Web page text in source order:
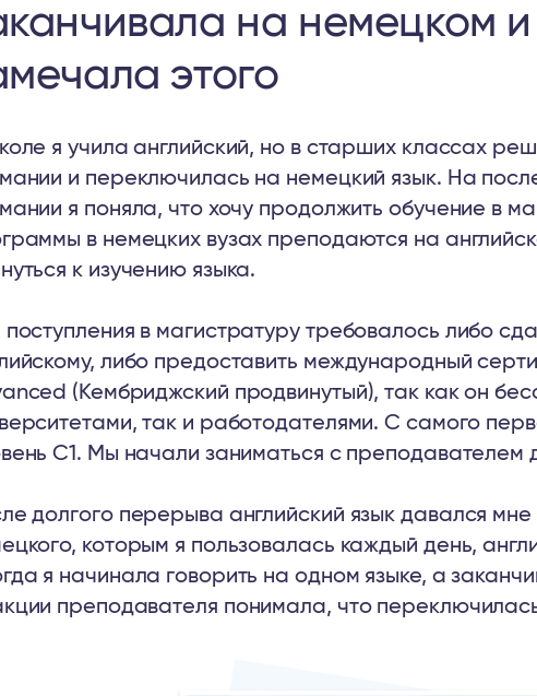
на немецком
этого
я учила английский, но в старших классах
и переключилась на немецкий язык. На
я поняла, что хочу продолжить обучение в
в немецких вузах преподаются на
к изучению языка.
поступления в магистратуру требовалось либо
либо предоставить международный
(Кембриджский продвинутый), так как он
так и работодателями. С самого
C1. Мы начали заниматься с
долгого перерыва английский язык давался
которым я пользовалась каждый день,
я начинала говорить на одном языке, а
преподавателя понимала, что